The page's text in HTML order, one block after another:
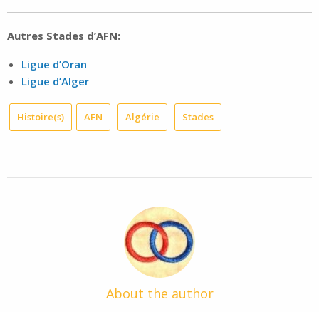
Autres Stades d’AFN:
Ligue d’Oran
Ligue d’Alger
Histoire(s) AFN Algérie Stades
About the author